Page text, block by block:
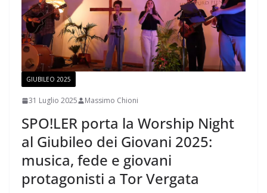
GIUBILEO 2025
31 Luglio 2025 Massimo Chioni
SPO!LER porta la Worship Night
al Giubileo dei Giovani 2025:
musica, fede e giovani
protagonisti a Tor Vergata